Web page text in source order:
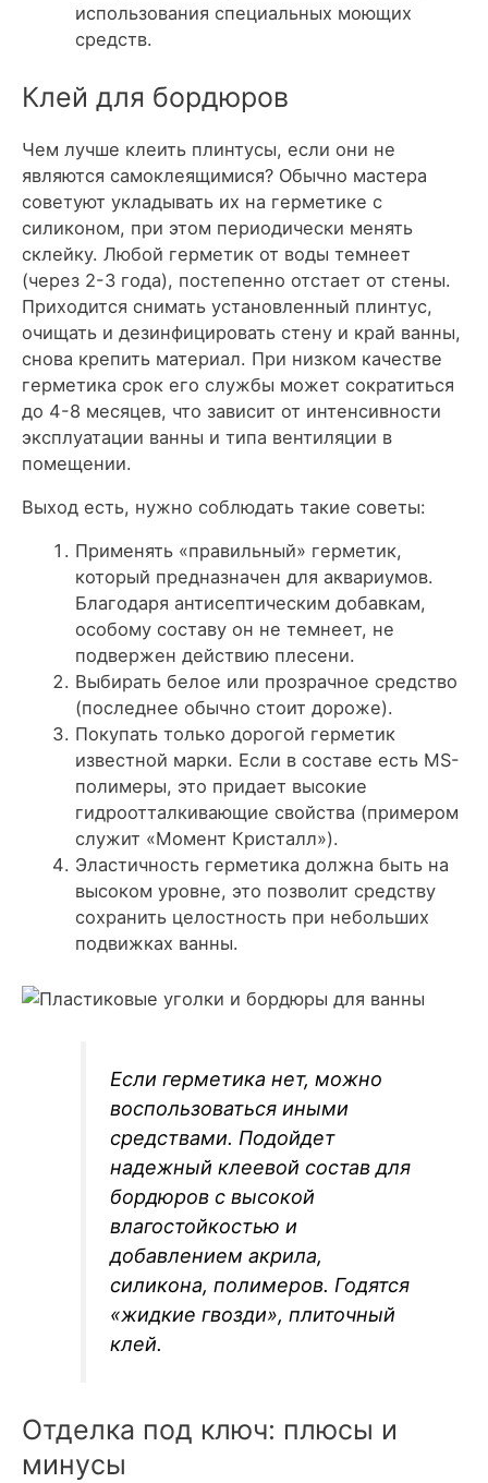
использования специальных моющих
средств.
Клей для бордюров
Чем лучше клеить плинтусы, если они не
являются самоклеящимися? Обычно мастера
советуют укладывать их на герметике с
силиконом, при этом периодически менять
склейку. Любой герметик от воды темнеет
(через 2-3 года), постепенно отстает от стены.
Приходится снимать установленный плинтус,
очищать и дезинфицировать стену и край ванны,
снова крепить материал. При низком качестве
герметика срок его службы может сократиться
до 4-8 месяцев, что зависит от интенсивности
эксплуатации ванны и типа вентиляции в
помещении.
Выход есть, нужно соблюдать такие советы:
Применять «правильный» герметик,
который предназначен для аквариумов.
Благодаря антисептическим добавкам,
особому составу он не темнеет, не
подвержен действию плесени.
Выбирать белое или прозрачное средство
(последнее обычно стоит дороже).
Покупать только дорогой герметик
известной марки. Если в составе есть MS-
полимеры, это придает высокие
гидроотталкивающие свойства (примером
служит «Момент Кристалл»).
Эластичность герметика должна быть на
высоком уровне, это позволит средству
сохранить целостность при небольших
подвижках ванны.
Если герметика нет, можно
воспользоваться иными
средствами. Подойдет
надежный клеевой состав для
бордюров с высокой
влагостойкостью и
добавлением акрила,
силикона, полимеров. Годятся
«жидкие гвозди», плиточный
клей.
Отделка под ключ: плюсы и
минусы